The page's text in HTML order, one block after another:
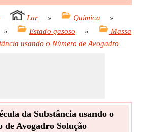
Lar » Química
»
» Estado gasoso »
Massa
usando o Número de Avogadro
da Substância usando o
de Avogadro Solução